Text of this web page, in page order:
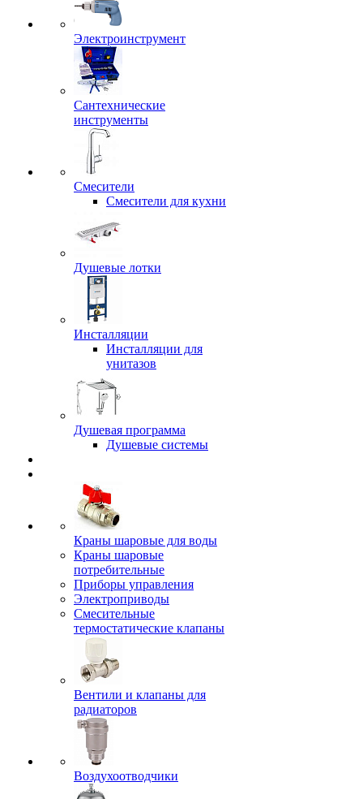
Электроинструмент
Сантехнические
инструменты
Смесители
Смесители для кухни
Душевые лотки
Инсталляции
Инсталляции для
унитазов
Душевая программа
Душевые системы
Краны шаровые для воды
Краны шаровые
потребительные
Приборы управления
Электроприводы
Смесительные
термостатические клапаны
Вентили и клапаны для
радиаторов
Воздухоотводчики